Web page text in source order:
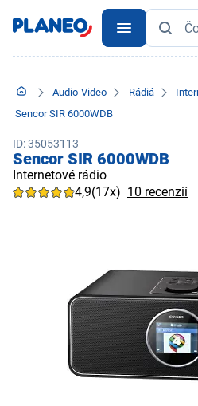
Audio-Video Rádiá
Sencor SIR 6000WDB
ID: 35053113
Sencor SIR 6000WDB
Internetové rádio
4,9(17x) 10 recenzií